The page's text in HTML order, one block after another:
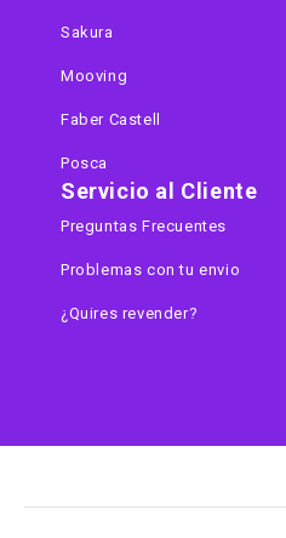
Sakura
Mooving
Faber Castell
Posca
Servicio al Cliente
Preguntas Frecuentes
Problemas con tu envio
¿Quires revender?